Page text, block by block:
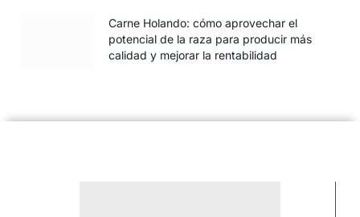
Carne Holando: cómo aprovechar el
potencial de la raza para producir más
calidad y mejorar la rentabilidad